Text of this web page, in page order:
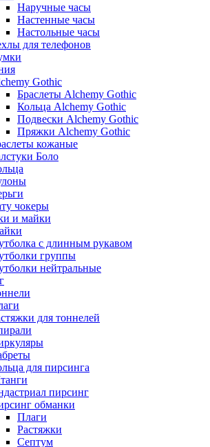
Наручные часы
Настенные часы
Настольные часы
для телефонов
Gothic
Браслеты Alchemy Gothic
Кольца Alchemy Gothic
Подвески Alchemy Gothic
Пряжки Alchemy Gothic
кожаные
Боло
чокеры
и майки
с длинным рукавом
группы
нейтральные
для тоннелей
для пирсинга
пирсинг
обманки
Плаги
Растяжки
Септум